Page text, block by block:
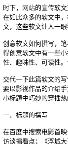
时下， 网站的宣传软
在如此众多的软文中
文，这些软文让人一眼
创意软文如何撰写 ，
得创意软文中有一些
性、趣味性、可读性
交代一下此篇软文的
要以影视作品的介绍
小标题中巧妙的穿插
一、标题的撰写
在百度中搜索电影首
访谈揭看点；《浮城